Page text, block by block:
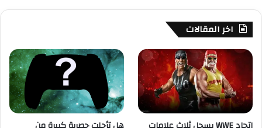
اخر المقالات